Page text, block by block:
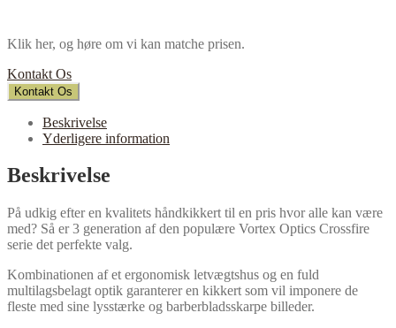
Klik her, og høre om vi kan matche prisen.
Kontakt Os
Kontakt Os
Beskrivelse
Yderligere information
Beskrivelse
På udkig efter en kvalitets håndkikkert til en pris hvor alle kan være
med? Så er 3 generation af den populære Vortex Optics Crossfire
serie det perfekte valg.
Kombinationen af et ergonomisk letvægtshus og en fuld
multilagsbelagt optik garanterer en kikkert som vil imponere de
fleste med sine lysstærke og barberbladsskarpe billeder.